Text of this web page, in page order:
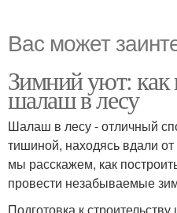
Вас может
Зимний уют: как
шалаш в лесу
Шалаш в лесу - отличный
тишиной, находясь вдали
мы расскажем, как
провести незабываемые
Подготовка к